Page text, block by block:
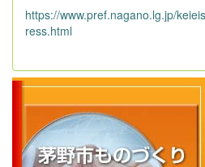
https://www.pref.nagano.lg.jp/
ress.html